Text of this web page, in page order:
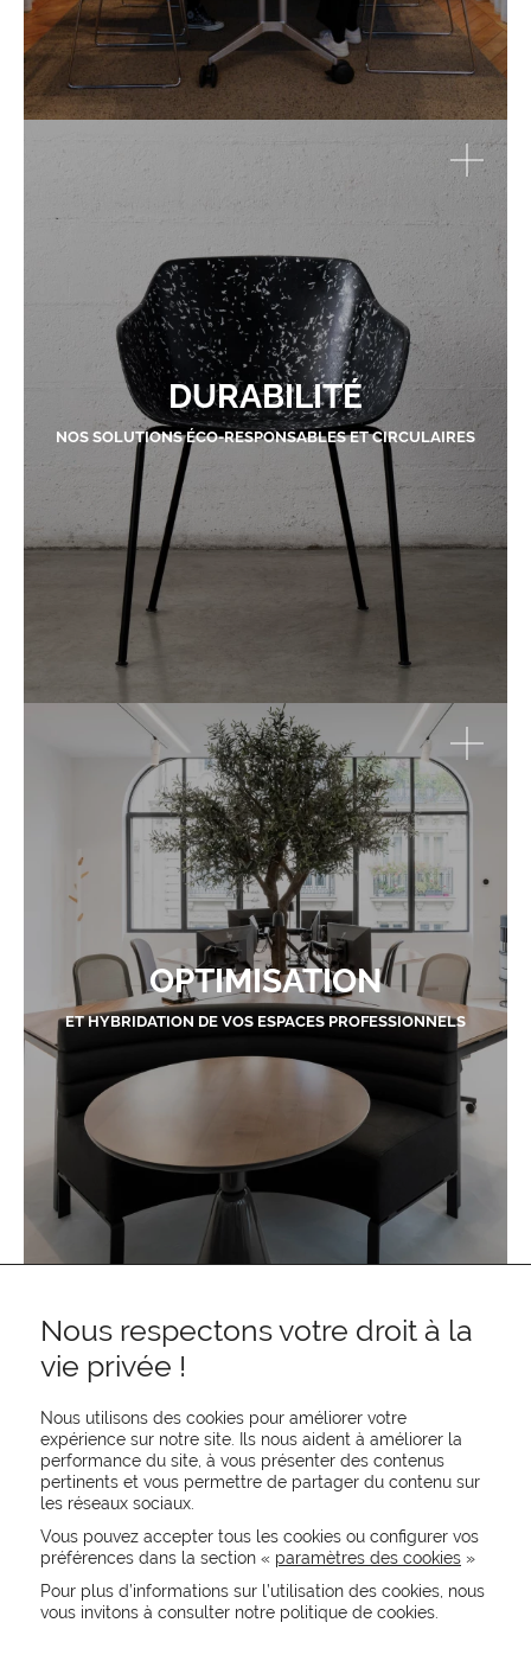
DURABILITÉ
NOS SOLUTIONS ÉCO-RESPONSABLES ET CIRCULAIRES
OPTIMISATION
ET HYBRIDATION DE VOS ESPACES PROFESSIONNELS
REJOIGNEZ-NOUS
NEWSLETTER
Nous respectons votre droit à la
vie privée !
Nous utilisons des cookies pour améliorer votre
expérience sur notre site. Ils nous aident à améliorer la
performance du site, à vous présenter des contenus
pertinents et vous permettre de partager du contenu sur
les réseaux sociaux.
Vous pouvez accepter tous les cookies ou configurer vos
préférences dans la section « paramètres des cookies »
Pour plus d’informations sur l’utilisation des cookies, nous
vous invitons à consulter notre politique de cookies.